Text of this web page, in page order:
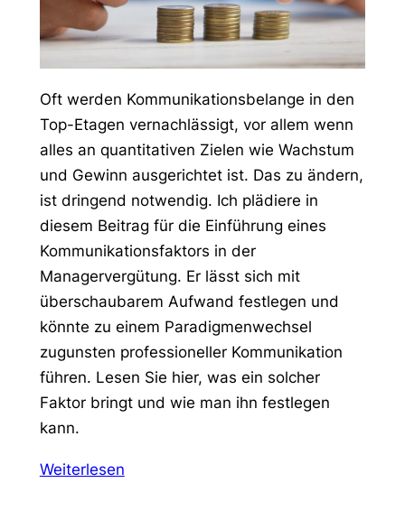
Oft werden Kommunikationsbelange in den
Top-Etagen vernachlässigt, vor allem wenn
alles an quantitativen Zielen wie Wachstum
und Gewinn ausgerichtet ist. Das zu ändern,
ist dringend notwendig. Ich plädiere in
diesem Beitrag für die Einführung eines
Kommunikationsfaktors in der
Managervergütung. Er lässt sich mit
überschaubarem Aufwand festlegen und
könnte zu einem Paradigmenwechsel
zugunsten professioneller Kommunikation
führen. Lesen Sie hier, was ein solcher
Faktor bringt und wie man ihn festlegen
kann.
Weiterlesen